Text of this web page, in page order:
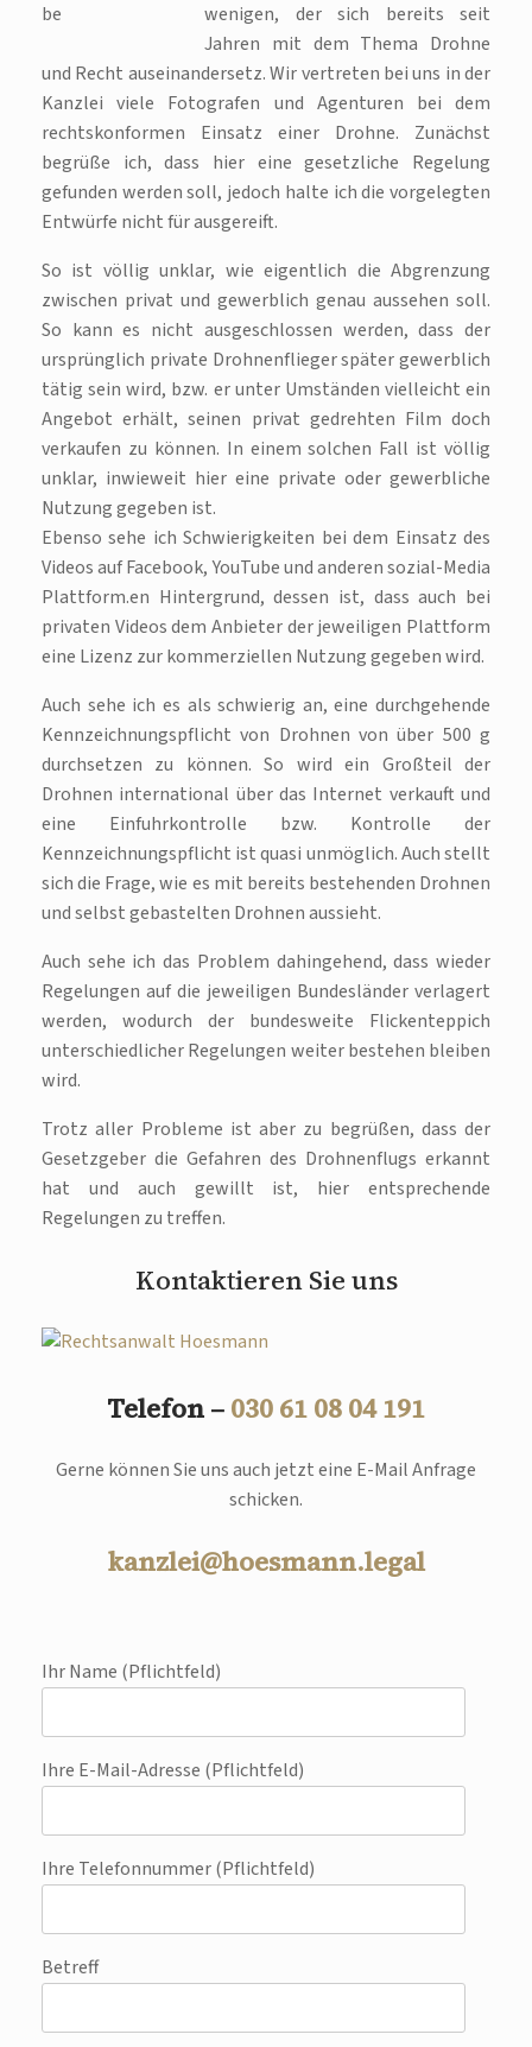
wenigen, der sich bereits seit
Jahren mit dem Thema Drohne
und Recht auseinandersetz. Wir vertreten bei uns in der
Kanzlei viele Fotografen und Agenturen bei dem
rechtskonformen Einsatz einer Drohne. Zunächst
begrüße ich, dass hier eine gesetzliche Regelung
gefunden werden soll, jedoch halte ich die vorgelegten
Entwürfe nicht für ausgereift.
So ist völlig unklar, wie eigentlich die Abgrenzung
zwischen privat und gewerblich genau aussehen soll.
So kann es nicht ausgeschlossen werden, dass der
ursprünglich private Drohnenflieger später gewerblich
tätig sein wird, bzw. er unter Umständen vielleicht ein
Angebot erhält, seinen privat gedrehten Film doch
verkaufen zu können. In einem solchen Fall ist völlig
unklar, inwieweit hier eine private oder gewerbliche
Nutzung gegeben ist.
Ebenso sehe ich Schwierigkeiten bei dem Einsatz des
Videos auf Facebook, YouTube und anderen sozial-Media
Plattform.en Hintergrund, dessen ist, dass auch bei
privaten Videos dem Anbieter der jeweiligen Plattform
eine Lizenz zur kommerziellen Nutzung gegeben wird.
Auch sehe ich es als schwierig an, eine durchgehende
Kennzeichnungspflicht von Drohnen von über 500 g
durchsetzen zu können. So wird ein Großteil der
Drohnen international über das Internet verkauft und
eine Einfuhrkontrolle bzw. Kontrolle der
Kennzeichnungspflicht ist quasi unmöglich. Auch stellt
sich die Frage, wie es mit bereits bestehenden Drohnen
und selbst gebastelten Drohnen aussieht.
Auch sehe ich das Problem dahingehend, dass wieder
Regelungen auf die jeweiligen Bundesländer verlagert
werden, wodurch der bundesweite Flickenteppich
unterschiedlicher Regelungen weiter bestehen bleiben
wird.
Trotz aller Probleme ist aber zu begrüßen, dass der
Gesetzgeber die Gefahren des Drohnenflugs erkannt
hat und auch gewillt ist, hier entsprechende
Regelungen zu treffen.
Kontaktieren Sie uns
Telefon – 030 61 08 04 191
Gerne können Sie uns auch jetzt eine E-Mail Anfrage
schicken.
kanzlei@hoesmann.legal
Ihr Name (Pflichtfeld)
Ihre E-Mail-Adresse (Pflichtfeld)
Ihre Telefonnummer (Pflichtfeld)
Betreff